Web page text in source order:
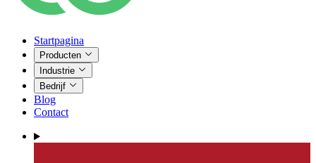
Startpagina
Producten
Industrie
Bedrijf
Blog
Contact